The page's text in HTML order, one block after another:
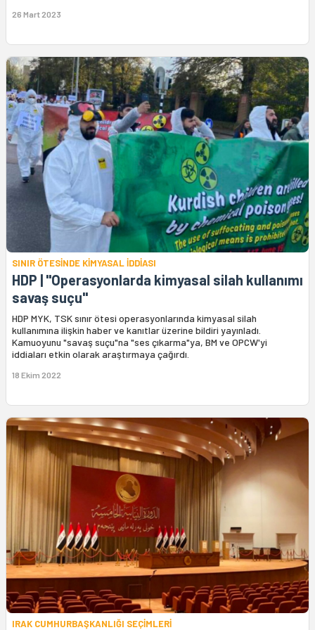
26 Mart 2023
SINIR ÖTESİNDE KİMYASAL İDDİASI
HDP | "Operasyonlarda kimyasal silah kullanımı
savaş suçu"
HDP MYK, TSK sınır ötesi operasyonlarında kimyasal silah
kullanımına ilişkin haber ve kanıtlar üzerine bildiri yayınladı.
Kamuoyunu "savaş suçu"na "ses çıkarma"ya, BM ve OPCW'yi
iddiaları etkin olarak araştırmaya çağırdı.
18 Ekim 2022
IRAK CUMHURBAŞKANLIĞI SEÇİMLERİ